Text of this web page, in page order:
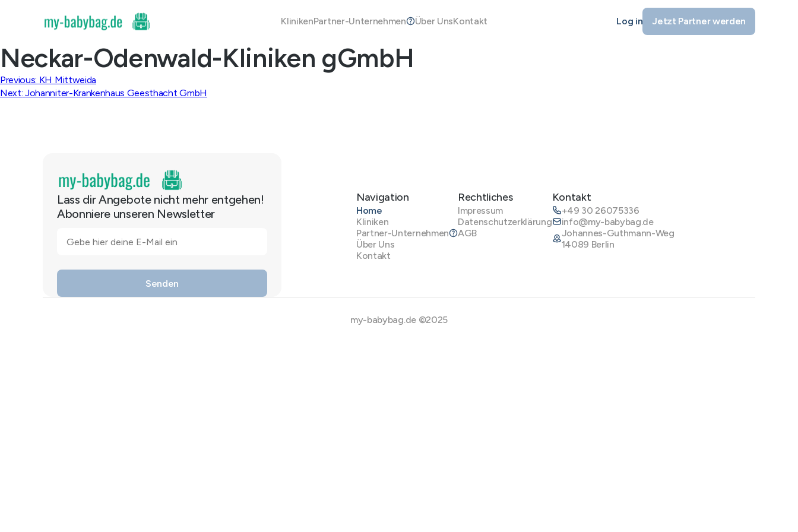
KlinikenPartner-Unternehmen Über UnsKontakt Log in Jetzt Partner werden
Neckar-Odenwald-Kliniken gGmbH
Beitragsnavigation
Previous: KH Mittweida
Next: Johanniter-Krankenhaus Geesthacht GmbH
Lass dir Angebote nicht mehr entgehen!
Abonniere unseren Newsletter
Navigation
Home
Kliniken
Partner-Unternehmen
Über Uns
Kontakt
Rechtliches
Impressum
Datenschutzerklärung
AGB
Kontakt
+49 30 26075336
info@my-babybag.de
Johannes-Guthmann-Weg
14089 Berlin
my-babybag.de ©2025